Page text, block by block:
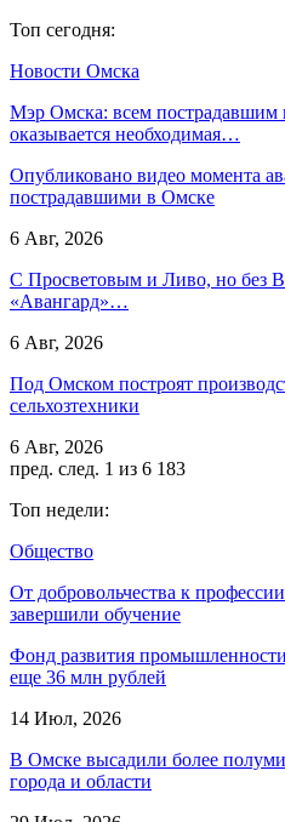
Топ сегодня:
Новости Омска
Мэр Омска: всем пострадавшим
оказывается необходимая…
Опубликовано видео момента
пострадавшими в Омске
6 Авг, 2026
С Просветовым и Ливо, но без
«Авангард»…
6 Авг, 2026
Под Омском построят
сельхозтехники
6 Авг, 2026
пред. след. 1 из 6 183
Топ недели:
Общество
От добровольчества к
завершили обучение
Фонд развития
еще 36 млн рублей
14 Июл, 2026
В Омске высадили более
города и области